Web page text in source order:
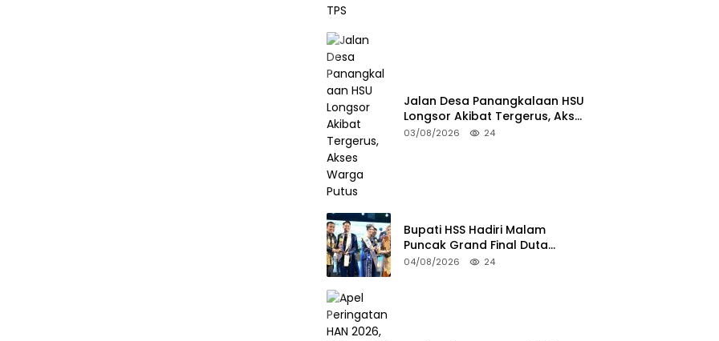
Jalan Desa Panangkalaan HSU
Longsor Akibat Tergerus, Akses
Warga Putus
03/08/2026 24
Bupati HSS Hadiri Malam
Puncak Grand Final Duta
Pariwisata 2026
04/08/2026 24